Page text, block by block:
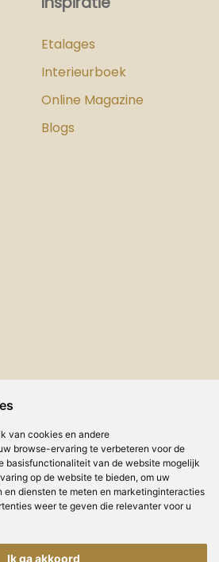
van cookies en andere
browse-ervaring te verbeteren voor de
basisfunctionaliteit van de website mogelijk
op de website te bieden, om uw
en diensten te meten en marketinginteracties
weer te geven die relevanter voor u
Ik ga akkoord
Etalages
Interieurboek
Online Magazine
Blogs